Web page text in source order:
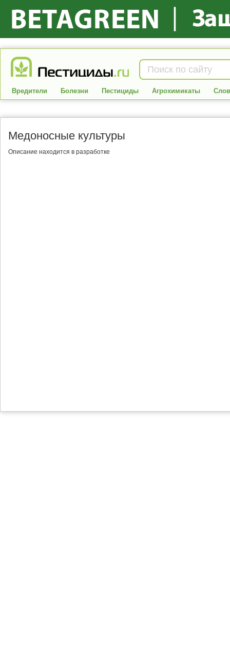
Вредители Болезни Пестициды Агрохимикаты
Медоносные культуры
Описание находится в разработке